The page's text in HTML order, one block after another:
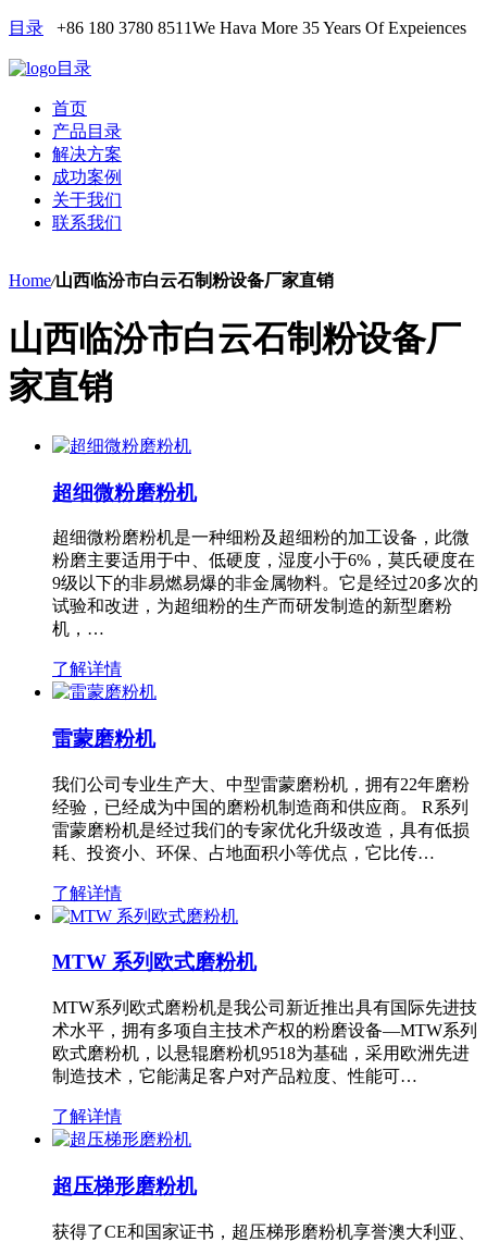
目录 +86 180 3780 8511We Hava More 35 Years Of Expeiences
目录
首页
产品目录
解决方案
成功案例
关于我们
联系我们
Home/山西临汾市白云石制粉设备厂家直销
山西临汾市白云石制粉设备厂
家直销
超细微粉磨粉机
超细微粉磨粉机是一种细粉及超细粉的加工设备，此微
粉磨主要适用于中、低硬度，湿度小于6%，莫氏硬度在
9级以下的非易燃易爆的非金属物料。它是经过20多次的
试验和改进，为超细粉的生产而研发制造的新型磨粉
机，…
了解详情
雷蒙磨粉机
我们公司专业生产大、中型雷蒙磨粉机，拥有22年磨粉
经验，已经成为中国的磨粉机制造商和供应商。 R系列
雷蒙磨粉机是经过我们的专家优化升级改造，具有低损
耗、投资小、环保、占地面积小等优点，它比传…
了解详情
MTW 系列欧式磨粉机
MTW系列欧式磨粉机是我公司新近推出具有国际先进技
术水平，拥有多项自主技术产权的粉磨设备—MTW系列
欧式磨粉机，以悬辊磨粉机9518为基础，采用欧洲先进
制造技术，它能满足客户对产品粒度、性能可…
了解详情
超压梯形磨粉机
获得了CE和国家证书，超压梯形磨粉机享誉澳大利亚、